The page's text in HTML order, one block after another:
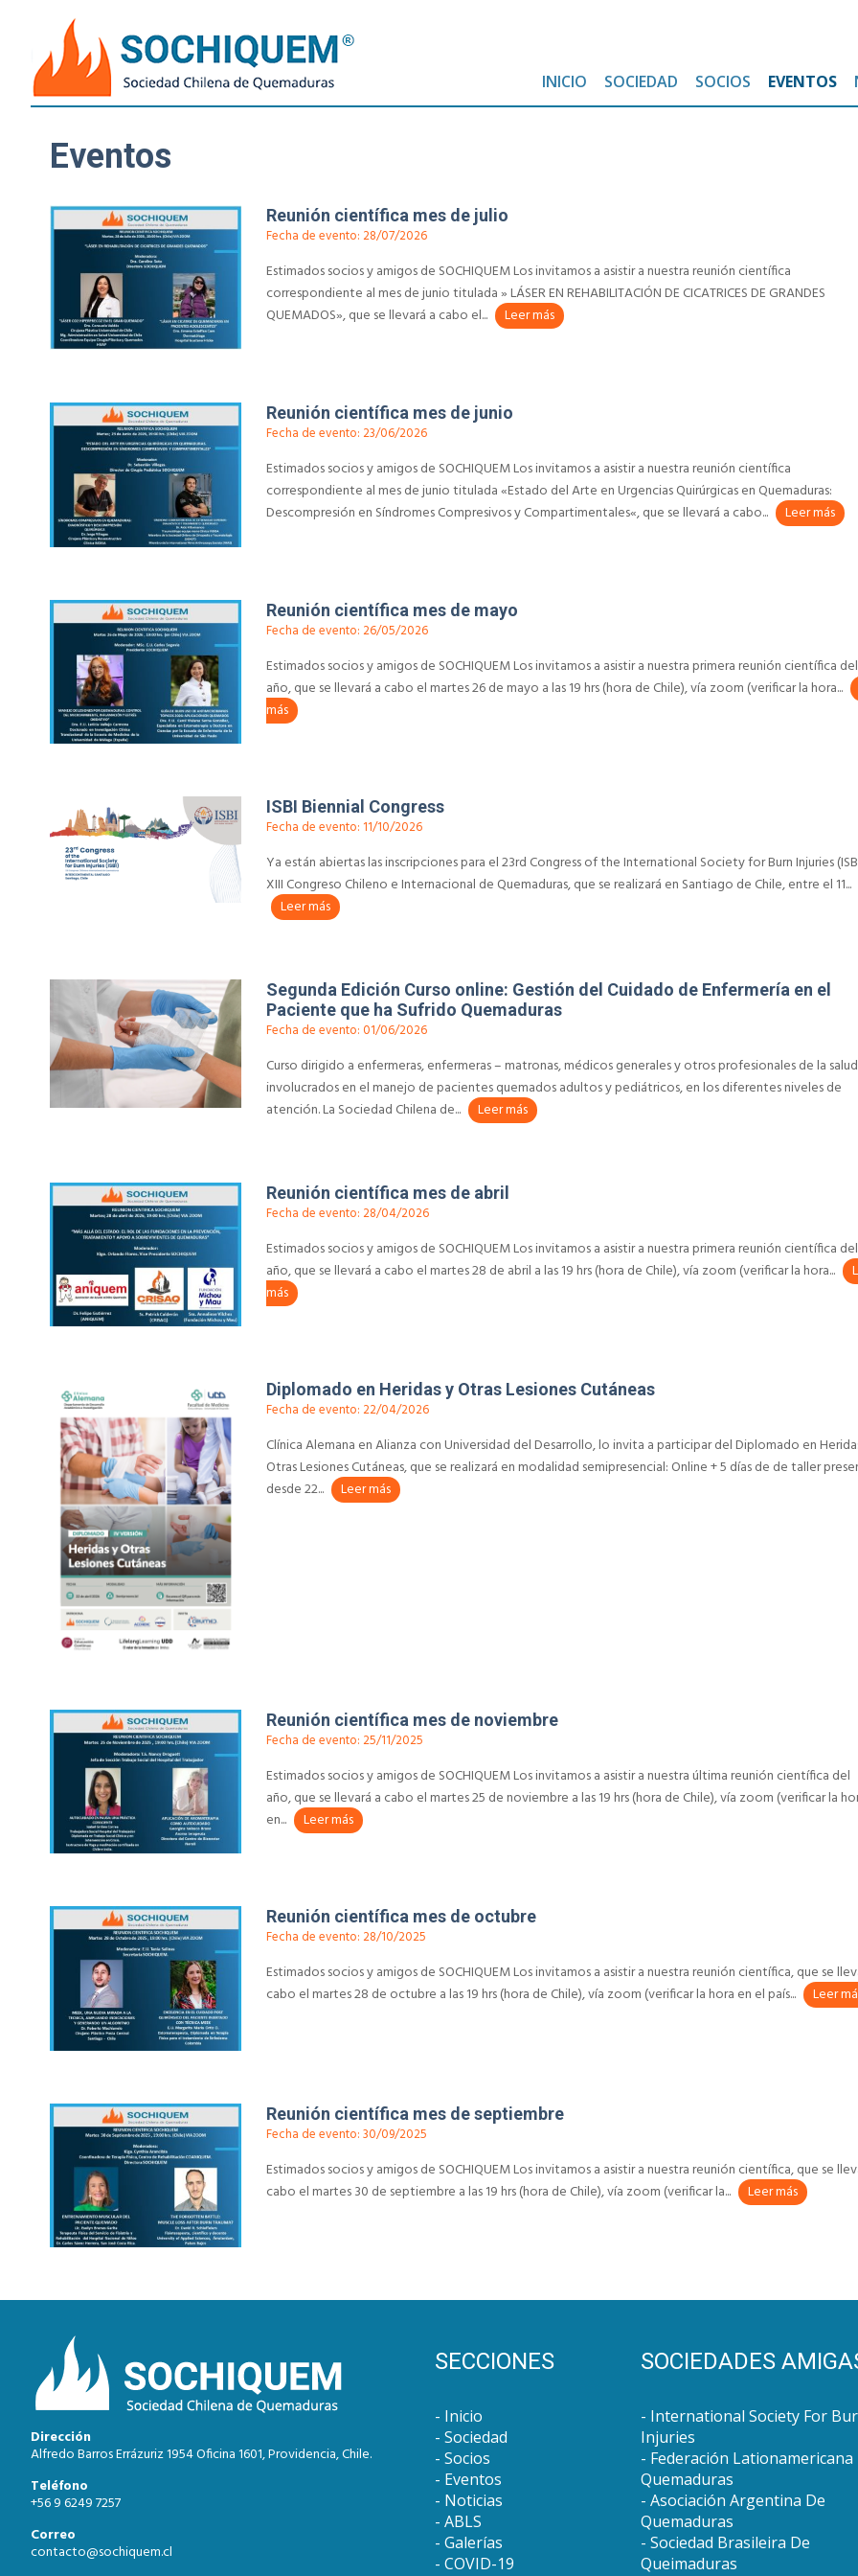
INICIO SOCIEDAD SOCIOS EVENTOS
Eventos
Reunión científica mes de julio
Fecha de evento: 28/07/2026
Estimados socios y amigos de SOCHIQUEM Los invitamos a asistir a nuestra reunión científica
correspondiente al mes de junio titulada » LÁSER EN REHABILITACIÓN DE CICATRICES DE GRANDES
QUEMADOS», que se llevará a cabo el...
Leer más
Reunión científica mes de junio
Fecha de evento: 23/06/2026
Estimados socios y amigos de SOCHIQUEM Los invitamos a asistir a nuestra reunión científica
correspondiente al mes de junio titulada «Estado del Arte en Urgencias Quirúrgicas en Quemaduras:
Descompresión en Síndromes Compresivos y Compartimentales«, que se llevará a cabo...
Leer más
Reunión científica mes de mayo
Fecha de evento: 26/05/2026
Estimados socios y amigos de SOCHIQUEM Los invitamos a asistir a nuestra primera reunión científica del
año, que se llevará a cabo el martes 26 de mayo a las 19 hrs (hora de Chile), vía zoom (verificar la hora...
más
ISBI Biennial Congress
Fecha de evento: 11/10/2026
Ya están abiertas las inscripciones para el 23rd Congress of the International Society for Burn Injuries
XIII Congreso Chileno e Internacional de Quemaduras, que se realizará en Santiago de Chile, entre el 11...
Leer más
Segunda Edición Curso online: Gestión del Cuidado de Enfermería en el
Paciente que ha Sufrido Quemaduras
Fecha de evento: 01/06/2026
Curso dirigido a enfermeras, enfermeras – matronas, médicos generales y otros profesionales de la salud
involucrados en el manejo de pacientes quemados adultos y pediátricos, en los diferentes niveles de
atención. La Sociedad Chilena de...
Leer más
Reunión científica mes de abril
Fecha de evento: 28/04/2026
Estimados socios y amigos de SOCHIQUEM Los invitamos a asistir a nuestra primera reunión científica del
año, que se llevará a cabo el martes 28 de abril a las 19 hrs (hora de Chile), vía zoom (verificar la hora...
más
Diplomado en Heridas y Otras Lesiones Cutáneas
Fecha de evento: 22/04/2026
Clínica Alemana en Alianza con Universidad del Desarrollo, lo invita a participar del Diplomado en
Otras Lesiones Cutáneas, que se realizará en modalidad semipresencial: Online + 5 días de de taller
desde 22...
Leer más
Reunión científica mes de noviembre
Fecha de evento: 25/11/2025
Estimados socios y amigos de SOCHIQUEM Los invitamos a asistir a nuestra última reunión científica del
año, que se llevará a cabo el martes 25 de noviembre a las 19 hrs (hora de Chile), vía zoom (verificar la
en...
Leer más
Reunión científica mes de octubre
Fecha de evento: 28/10/2025
Estimados socios y amigos de SOCHIQUEM Los invitamos a asistir a nuestra reunión científica, que se
cabo el martes 28 de octubre a las 19 hrs (hora de Chile), vía zoom (verificar la hora en el país...
Leer
Reunión científica mes de septiembre
Fecha de evento: 30/09/2025
Estimados socios y amigos de SOCHIQUEM Los invitamos a asistir a nuestra reunión científica, que se
cabo el martes 30 de septiembre a las 19 hrs (hora de Chile), vía zoom (verificar la...
Leer más
Dirección
Alfredo Barros Errázuriz 1954 Oficina 1601, Providencia, Chile.
Teléfono
+56 9 6249 7257
Correo
contacto@sochiquem.cl
SECCIONES
Inicio
Sociedad
Socios
Eventos
Noticias
ABLS
Galerías
COVID-19
SOCIEDADES
International Society For
Injuries
Federación Lationamericana
Quemaduras
Asociación Argentina De
Quemaduras
Sociedad Brasileira De
Queimaduras